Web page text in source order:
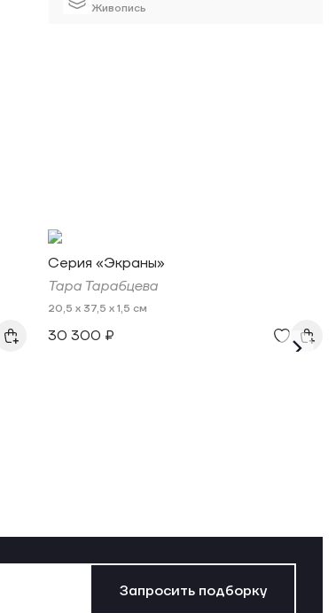
Живопись
Серия «Экраны»
Тара Тарабцева
20,5 x 37,5 x 1,5 см
30 300 ₽
Запросить подборку